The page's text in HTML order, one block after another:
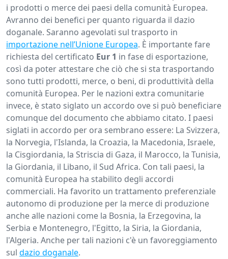
i prodotti o merce dei paesi della comunità Europea.
Avranno dei benefici per quanto riguarda il dazio
doganale. Saranno agevolati sul trasporto in
importazione nell’Unione Europea. È importante fare
richiesta del certificato Eur 1 in fase di esportazione,
così da poter attestare che ciò che si sta trasportando
sono tutti prodotti, merce, o beni, di produttività della
comunità Europea. Per le nazioni extra comunitarie
invece, è stato siglato un accordo ove si può beneficiare
comunque del documento che abbiamo citato. I paesi
siglati in accordo per ora sembrano essere: La Svizzera,
la Norvegia, l'Islanda, la Croazia, la Macedonia, Israele,
la Cisgiordania, la Striscia di Gaza, il Marocco, la Tunisia,
la Giordania, il Libano, il Sud Africa. Con tali paesi, la
comunità Europea ha stabilito degli accordi
commerciali. Ha favorito un trattamento preferenziale
autonomo di produzione per la merce di produzione
anche alle nazioni come la Bosnia, la Erzegovina, la
Serbia e Montenegro, l'Egitto, la Siria, la Giordania,
l'Algeria. Anche per tali nazioni c'è un favoreggiamento
sul dazio doganale.